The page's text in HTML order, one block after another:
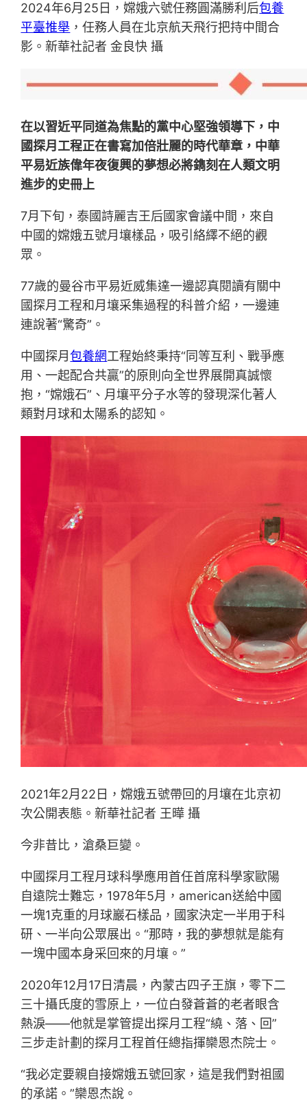
2024年6月25日，嫦娥六號任務圓滿勝利后包養
平臺推舉 ，任務人員在北京航天飛行把持中間合
影。新華社記者 金良快 攝
在以習近平同道為焦點的黨中心堅強領導下，中
國探月工程正在書寫加倍壯麗的時代華章，中華
平易近族偉年夜復興的夢想必將鐫刻在人類文明
進步的史冊上
7月下旬，泰國詩麗吉王后國家會議中間，來自
中國的嫦娥五號月壤樣品，吸引絡繹不絕的觀
眾。
77歲的曼谷市平易近威集達一邊認真閱讀有關中
國探月工程和月壤采集過程的科普介紹，一邊連
連說著“驚奇”。
中國探月包養網工程始終秉持“同等互利、戰爭應
用、一起配合共贏”的原則向全世界展開真誠懷
抱，“嫦娥石”、月壤平分子水等的發現深化著人
類對月球和太陽系的認知。
2021年2月22日，嫦娥五號帶回的月壤在北京初
次公開表態。新華社記者 王曄 攝
今非昔比，滄桑巨變。
中國探月工程月球科學應用首任首席科學家歐陽
自遠院士難忘，1978年5月，american送給中國
一塊1克重的月球巖石樣品，國家決定一半用于科
研、一半向公眾展出。“那時，我的夢想就是能有
一塊中國本身采回來的月壤。”
2020年12月17日清晨，內蒙古四子王旗，零下二
三十攝氏度的雪原上，一位白發蒼蒼的老者眼含
熱淚——他就是掌管提出探月工程“繞、落、回”
三步走計劃的探月工程首任總指揮欒恩杰院士。
“我必定要親自接嫦娥五號回家，這是我們對祖國
的承諾。”欒恩杰說。